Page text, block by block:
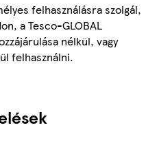
felhasználásra szolgál,
a Tesco-GLOBAL
nélkül, vagy
felhasználni.